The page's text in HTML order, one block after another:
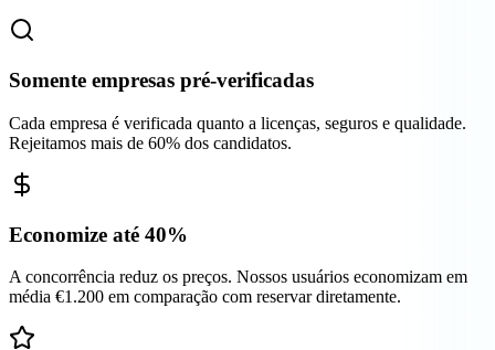
Somente empresas pré-verificadas
Cada empresa é verificada quanto a licenças, seguros e qualidade.
Rejeitamos mais de 60% dos candidatos.
Economize até 40%
A concorrência reduz os preços. Nossos usuários economizam em
média €1.200 em comparação com reservar diretamente.